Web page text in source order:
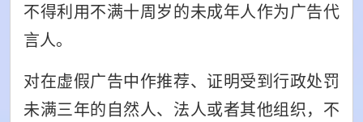
不得利用不满十周岁的未成年人作为广告代
言人。
对在虚假广告中作推荐、证明受到行政处罚
未满三年的自然人、法人或者其他组织，不